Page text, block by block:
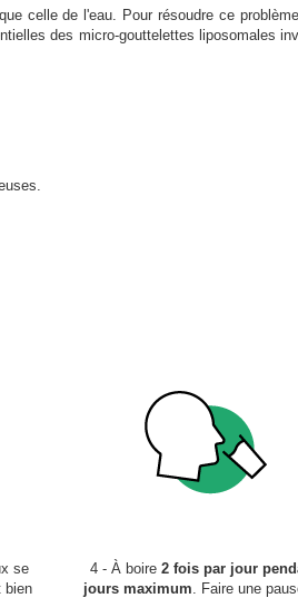
celle de l'eau. Pour résoudre ce
des micro-gouttelettes liposomales
se
bien
4 - À boire 2 fois par jour
jours maximum . Faire une